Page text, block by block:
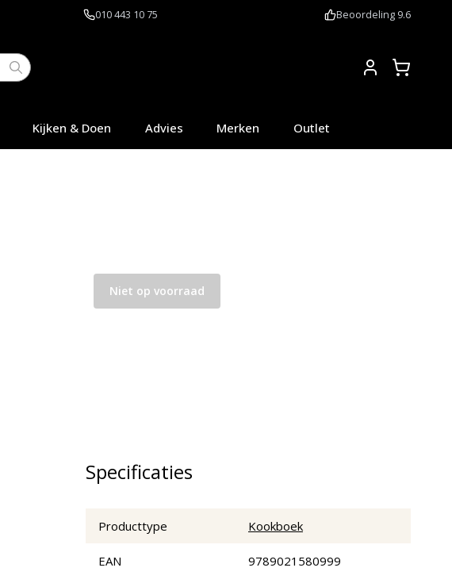
010 443 10 75 Beoordeling 9.6
Kijken & Doen Advies Merken Outlet
Niet op voorraad
Specificaties
Producttype Kookboek
EAN 9789021580999